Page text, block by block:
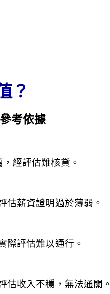
？
考依據
經評估難核貸。
估薪資證明過於薄弱。
際評估難以通行。
估收入不穩，無法通關。